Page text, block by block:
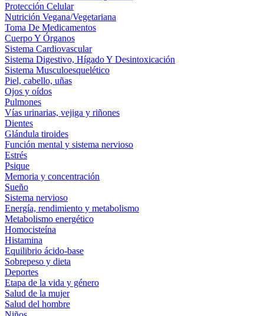
Protección Celular
Nutrición Vegana/Vegetariana
Toma De Medicamentos
Cuerpo Y Órganos
Sistema Cardiovascular
Sistema Digestivo, Hígado Y Desintoxicación
Sistema Musculoesquelético
Piel, cabello, uñas
Ojos y oídos
Pulmones
Vías urinarias, vejiga y riñones
Dientes
Glándula tiroides
Función mental y sistema nervioso
Estrés
Psique
Memoria y concentración
Sueño
Sistema nervioso
Energía, rendimiento y metabolismo
Metabolismo energético
Homocisteína
Histamina
Equilibrio ácido-base
Sobrepeso y dieta
Deportes
Etapa de la vida y género
Salud de la mujer
Salud del hombre